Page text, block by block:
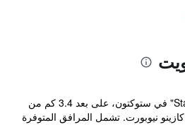
يقع مكان إقامة "Stay Inn Suite" في ستوكتون، على بعد 3.4 كم من
و34 كم من كازينو نيوبورت. تشمل المرافق المتوفرة